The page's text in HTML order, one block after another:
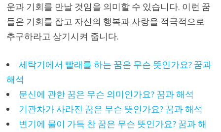
운과 기회를 만날 것임을 의미할 수 있습니다. 이런 꿈
들은 기회를 잡고 자신의 행복과 사랑을 적극적으로
추구하라고 상기시켜 줍니다.
세탁기에서 빨래를 하는 꿈은 무슨 뜻인가요? 꿈과
해석
문신에 관한 꿈은 무슨 의미인가요? 꿈과 해석
기관차가 사라진 꿈은 무슨 뜻인가요? 꿈과 해석
변기에 물이 가득 찬 꿈은 무슨 뜻인가요? 꿈과 해